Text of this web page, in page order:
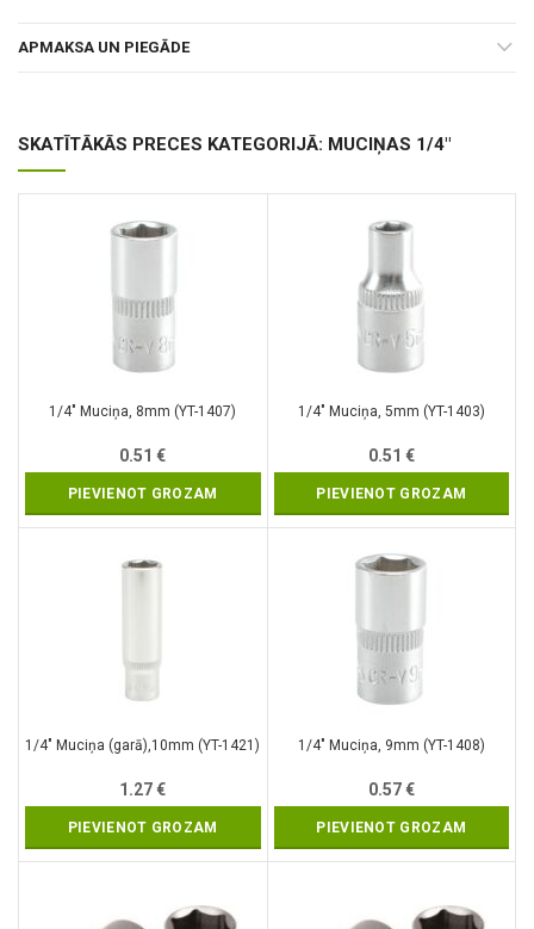
APMAKSA UN PIEGĀDE
SKATĪTĀKĀS PRECES KATEGORIJĀ: MUCIŅAS 1/4"
1/4″ Muciņa, 8mm (YT-1407)
0.51€
PIEVIENOT GROZAM
1/4″ Muciņa, 5mm (YT-1403)
0.51 €
PIEVIENOT GROZAM
1/4″ Muciņa (garā),10mm (YT-1421)
1.27€
PIEVIENOT GROZAM
1/4″ Muciņa, 9mm (YT-1408)
0.57€
PIEVIENOT GROZAM